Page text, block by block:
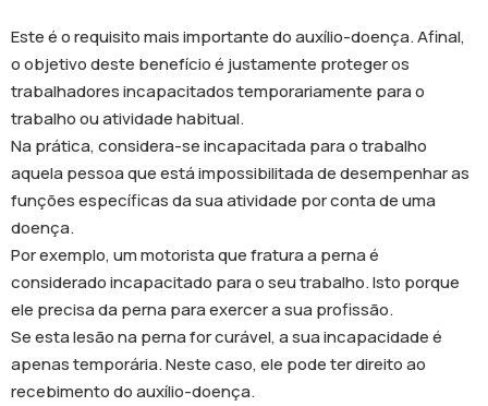
Este é o requisito mais importante do auxílio-doença. Afinal,
o objetivo deste benefício é justamente proteger os
trabalhadores incapacitados temporariamente para o
trabalho ou atividade habitual.
Na prática, considera-se incapacitada para o trabalho
aquela pessoa que está impossibilitada de desempenhar as
funções específicas da sua atividade por conta de uma
doença.
Por exemplo, um motorista que fratura a perna é
considerado incapacitado para o seu trabalho. Isto porque
ele precisa da perna para exercer a sua profissão.
Se esta lesão na perna for curável, a sua incapacidade é
apenas temporária. Neste caso, ele pode ter direito ao
recebimento do auxílio-doença.